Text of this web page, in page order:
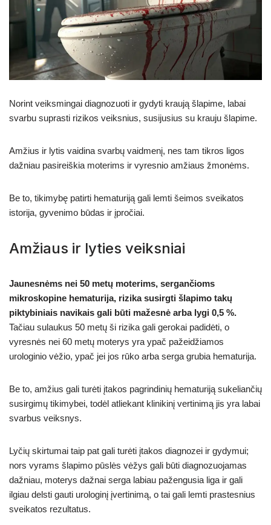
Norint veiksmingai diagnozuoti ir gydyti kraują šlapime, labai
svarbu suprasti rizikos veiksnius, susijusius su krauju šlapime.
Amžius ir lytis vaidina svarbų vaidmenį, nes tam tikros ligos
dažniau pasireiškia moterims ir vyresnio amžiaus žmonėms.
Be to, tikimybę patirti hematuriją gali lemti šeimos sveikatos
istorija, gyvenimo būdas ir įpročiai.
Amžiaus ir lyties veiksniai
Jaunesnėms nei 50 metų moterims, sergančioms
mikroskopine hematurija, rizika susirgti šlapimo takų
piktybiniais navikais gali būti mažesnė arba lygi 0,5 %.
Tačiau sulaukus 50 metų ši rizika gali gerokai padidėti, o
vyresnės nei 60 metų moterys yra ypač pažeidžiamos
urologinio vėžio, ypač jei jos rūko arba serga grubia hematurija.
Be to, amžius gali turėti įtakos pagrindinių hematuriją sukeliančių
susirgimų tikimybei, todėl atliekant klinikinį vertinimą jis yra labai
svarbus veiksnys.
Lyčių skirtumai taip pat gali turėti įtakos diagnozei ir gydymui;
nors vyrams šlapimo pūslės vėžys gali būti diagnozuojamas
dažniau, moterys dažnai serga labiau pažengusia liga ir gali
ilgiau delsti gauti urologinį įvertinimą, o tai gali lemti prastesnius
sveikatos rezultatus.